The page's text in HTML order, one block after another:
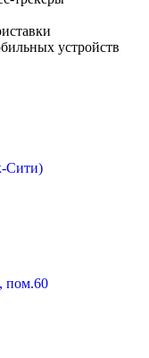
устройств
Сити)
пом.60